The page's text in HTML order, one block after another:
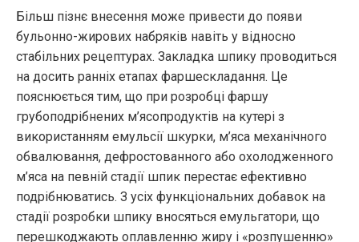
Більш пізнє внесення може привести до появи
бульонно-жирових набряків навіть у відносно
стабільних рецептурах. Закладка шпику проводиться
на досить ранніх етапах фаршескладання. Це
пояснюється тим, що при розробці фаршу
грубоподрібнених м’ясопродуктів на кутері з
використанням емульсії шкурки, м’яса механічного
обвалювання, дефростованного або охолодженного
м’яса на певній стадії шпик перестає ефективно
подрібнюватись. З усіх функціональних добавок на
стадії розробки шпику вносяться емульгатори, що
перешкоджають оплавленню жиру і «розпушенню»